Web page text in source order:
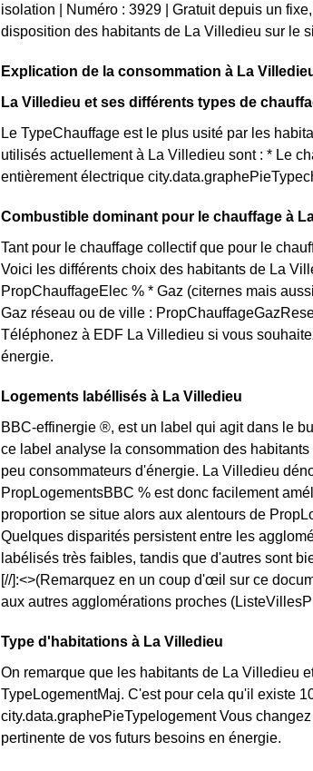
isolation | Numéro : 3929 | Gratuit depuis un
disposition des habitants de La Villedieu sur le
Explication de la consommation à La
La Villedieu et ses différents types de
Le TypeChauffage est le plus usité par les
utilisés actuellement à La Villedieu sont : * Le
entièrement électrique
Combustible dominant pour le chauffage à
Tant pour le chauffage collectif que pour le
Voici les différents choix des habitants de La
PropChauffageElec % * Gaz (citernes mais
Gaz réseau ou de ville :
Téléphonez à EDF La Villedieu si vous
énergie.
Logements labéllisés à La Villedieu
BBC-effinergie ®, est un label qui agit dans le
ce label analyse la consommation des
peu consommateurs d'énergie. La Villedieu
PropLogementsBBC % est donc facilement
proportion se situe alors aux alentours de
Quelques disparités persistent entre les
labélisés très faibles, tandis que d'autres sont
[//]:<>(Remarquez en un coup d'œil sur ce
aux autres agglomérations proches
Type d'habitations à La Villedieu
On remarque que les habitants de La Villedieu
TypeLogementMaj. C'est pour cela qu'il existe
city.data.graphePieTypelogement Vous
pertinente de vos futurs besoins en énergie.